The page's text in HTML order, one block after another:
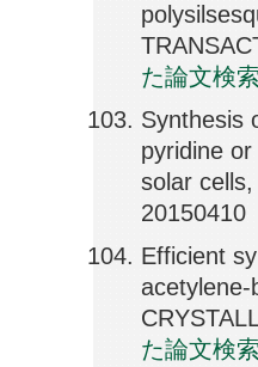
た論文検
Synthesis
pyridine
solar
20150410
Efficient
acetylene-
た論文検